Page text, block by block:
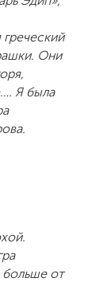
Они
Я была
больше от